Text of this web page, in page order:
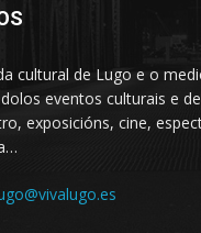
cultural de Lugo e o
eventos culturais e
exposicións, cine,